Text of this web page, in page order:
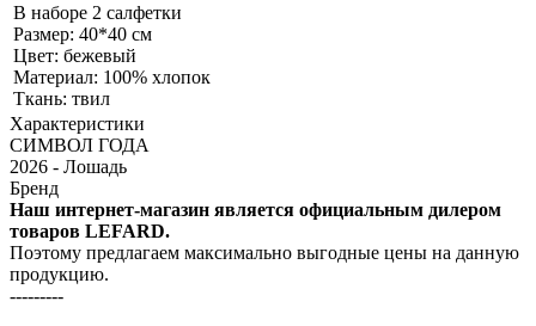
В наборе 2 салфетки
Размер: 40*40 см
Цвет: бежевый
Материал: 100% хлопок
Ткань: твил
Характеристики
СИМВОЛ ГОДА
2026 - Лошадь
Бренд
Наш интернет-магазин является официальным дилером
товаров LEFARD.
Поэтому предлагаем максимально выгодные цены на данную
продукцию.
---------